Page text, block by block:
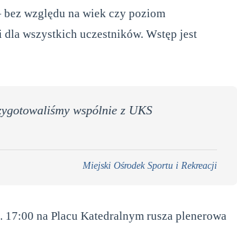
względu na wiek czy poziom
wszystkich uczestników. Wstęp jest
wspólnie z UKS
Miejski Ośrodek Sportu i Rekreacji
na Placu Katedralnym rusza plenerowa